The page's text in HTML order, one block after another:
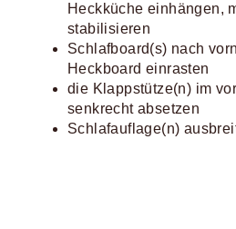
Heckküche einhängen,
stabilisieren
Schlafboard(s) nach
Heckboard einrasten
die Klappstütze(n) im
senkrecht absetzen
Schlafauflage(n)